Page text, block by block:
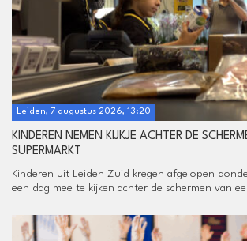
Leiden, 7 augustus 2026, 13:20
KINDEREN NEMEN KIJKJE ACHTER DE
SUPERMARKT
Kinderen uit Leiden Zuid kregen afgelopen
een dag mee te kijken achter de schermen van